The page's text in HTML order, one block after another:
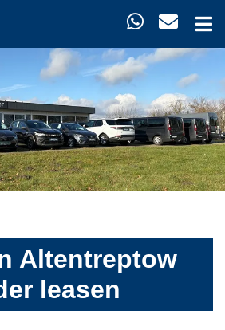
Altentreptow
leasen